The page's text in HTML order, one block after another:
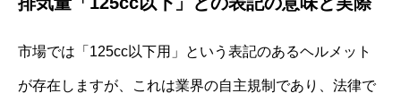
市場では「125cc以下用」という表記のあるヘルメット
が存在しますが、これは業界の自主規制であり、法律で